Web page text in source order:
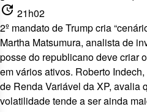
update 21h02
2º mandato de Trump cria
Martha Matsumura, analista de
posse do republicano deve criar
em vários ativos. Roberto
de Renda Variável da XP, avalia
volatilidade tende a ser ainda